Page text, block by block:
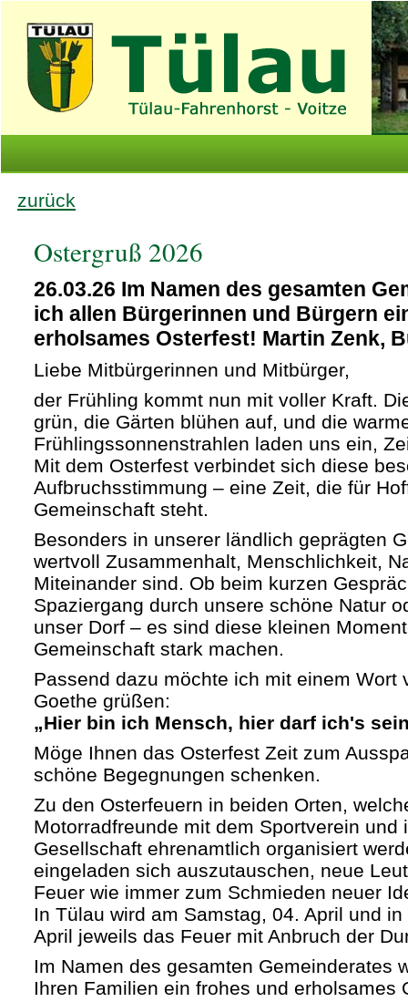
zurück
Ostergruß 2026
26.03.26 Im Namen des gesamten
ich allen Bürgerinnen und Bürgern
erholsames Osterfest! Martin Zenk,
Liebe Mitbürgerinnen und Mitbürger,
der Frühling kommt nun mit voller Kraft.
grün, die Gärten blühen auf, und die
Frühlingssonnenstrahlen laden uns ein,
Mit dem Osterfest verbindet sich diese
Aufbruchsstimmung – eine Zeit, die für
Gemeinschaft steht.
Besonders in unserer ländlich geprägten
wertvoll Zusammenhalt, Menschlichkeit,
Miteinander sind. Ob beim kurzen
Spaziergang durch unsere schöne Natur
unser Dorf – es sind diese kleinen
Gemeinschaft stark machen.
Passend dazu möchte ich mit einem Wort
Goethe grüßen:
„Hier bin ich Mensch, hier darf ich's
Möge Ihnen das Osterfest Zeit zum
schöne Begegnungen schenken.
Zu den Osterfeuern in beiden Orten,
Motorradfreunde mit dem Sportverein und
Gesellschaft ehrenamtlich organisiert
eingeladen sich auszutauschen, neue
Feuer wie immer zum Schmieden neuer
In Tülau wird am Samstag, 04. April und
April jeweils das Feuer mit Anbruch der
Im Namen des gesamten Gemeinderates
Ihren Familien ein frohes und erholsames